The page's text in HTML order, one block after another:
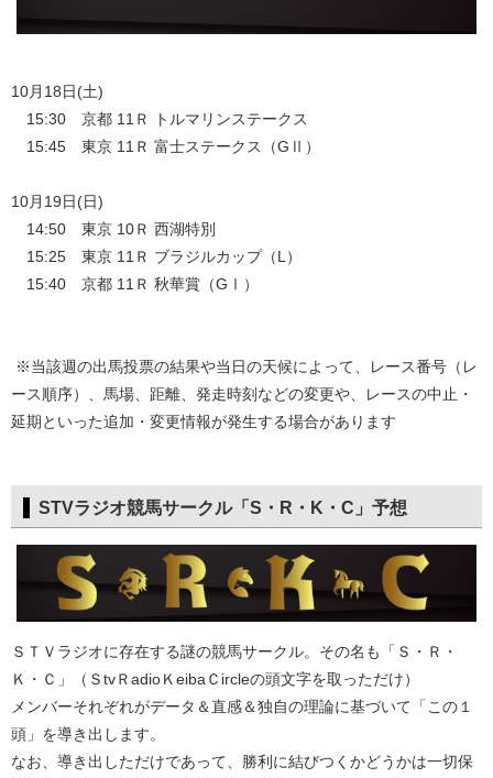
10月18日(土)
15:30 京都 11Ｒ トルマリンステークス
15:45 東京 11Ｒ 富士ステークス（GⅡ）
10月19日(日)
14:50 東京 10Ｒ 西湖特別
15:25 東京 11Ｒ ブラジルカップ（L）
15:40 京都 11Ｒ 秋華賞（GⅠ）
※当該週の出馬投票の結果や当日の天候によって、レース番号（レ
ース順序）、馬場、距離、発走時刻などの変更や、レースの中止・
延期といった追加・変更情報が発生する場合があります
STVラジオ競馬サークル「S・R・K・C」予想
ＳＴＶラジオに存在する謎の競馬サークル。その名も「Ｓ・Ｒ・
Ｋ・Ｃ」（ＳtvＲadioＫeibaＣircleの頭文字を取っただけ）
メンバーそれぞれがデータ＆直感＆独自の理論に基づいて「この１
頭」を導き出します。
なお、導き出しただけであって、勝利に結びつくかどうかは一切保